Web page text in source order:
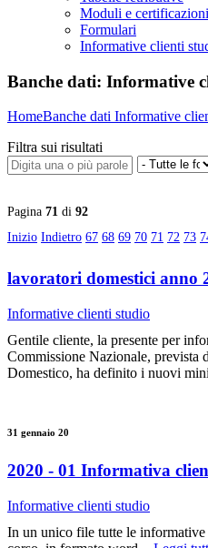
Moduli e certificazioni
Formulari
Informative clienti
Banche dati: Informative
HomeBanche dati Informative
Filtra sui risultati
Pagina 71 di 92
Inizio Indietro 67 68 69 70 71 72 73
lavoratori domestici anno
Informative clienti studio
Gentile cliente, la presente per
Commissione Nazionale, prevista
Domestico, ha definito i nuovi
31 gennaio 20
2020 - 01 Informativa
Informative clienti studio
In un unico file tutte le informative